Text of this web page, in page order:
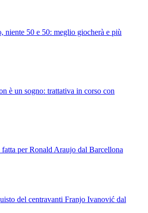
niente 50 e 50: meglio giocherà e più
è un sogno: trattativa in corso con
per Ronald Araujo dal Barcellona
del centravanti Franjo Ivanović dal